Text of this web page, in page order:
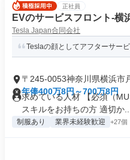
正社員
EVのサービスフロント-横
Tesla Japan合同会社
Teslaの顔としてアフターサー
〒245-0053神奈川県横浜市
年俸400万8円～700万8円
求めている人材 【必須（
スキルをお持ちの方 適切か...
制服あり 業界未経験歓迎 +27個